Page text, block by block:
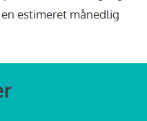
estimeret månedlig